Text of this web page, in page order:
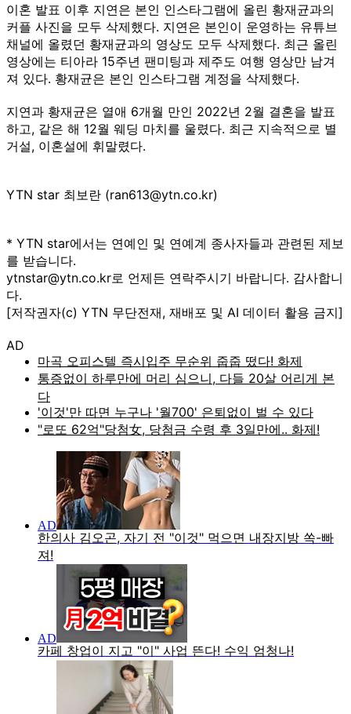
이혼 발표 이후 지연은 본인 인스타그램에 올린 황재균과의
커플 사진을 모두 삭제했다. 지연은 본인이 운영하는 유튜브
채널에 올렸던 황재균과의 영상도 모두 삭제했다. 최근 올린
영상에는 티아라 15주년 팬미팅과 제주도 여행 영상만 남겨
져 있다. 황재균은 본인 인스타그램 계정을 삭제했다.
지연과 황재균은 열애 6개월 만인 2022년 2월 결혼을 발표
하고, 같은 해 12월 웨딩 마치를 울렸다. 최근 지속적으로 별
거설, 이혼설에 휘말렸다.
YTN star 최보란 (ran613@ytn.co.kr)
* YTN star에서는 연예인 및 연예계 종사자들과 관련된 제보
를 받습니다.
ytnstar@ytn.co.kr로 언제든 연락주시기 바랍니다. 감사합니
다.
[저작권자(c) YTN 무단전재, 재배포 및 AI 데이터 활용 금지]
AD